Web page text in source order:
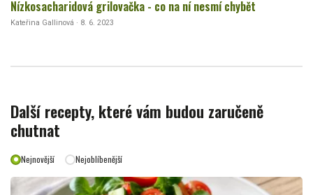
Nízkosacharidová grilovačka - co na ní nesmí chybět
Kateřina Gallinová · 8. 6. 2023
Další recepty, které vám budou zaručeně
chutnat
Nejnovější Nejoblíbenější